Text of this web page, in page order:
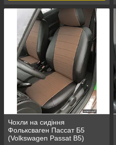
Чохли на сидіння
Фольксваген Пассат Б5
(Volkswagen Passat B5)